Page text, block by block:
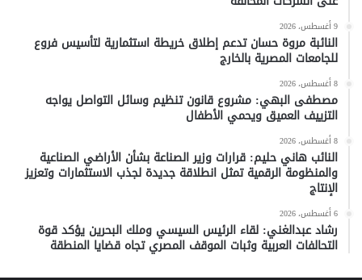
9 أغسطس، 2026
النائبة مروة حسان تدعم إطلاق خريطة استثمارية لتأسيس فروع
للجامعات المصرية بالخارج
8 أغسطس، 2026
مصطفى البهي: مشروع قانون تنظيم وسائل التواصل يواجه
التزييف العميق ويحمي الأطفال
8 أغسطس، 2026
النائب هاني حليم: قرارات وزير الصناعة بشأن الأراضي الصناعية
والمنظومة الرقمية تمثل انطلاقة جديدة لجذب الاستثمارات وتعزيز
الإنتاج
6 أغسطس، 2026
رشاد عبدالغني: لقاء الرئيس السيسي وملك البحرين يؤكد قوة
التحالفات العربية وثبات الموقف المصري تجاه قضايا المنطقة